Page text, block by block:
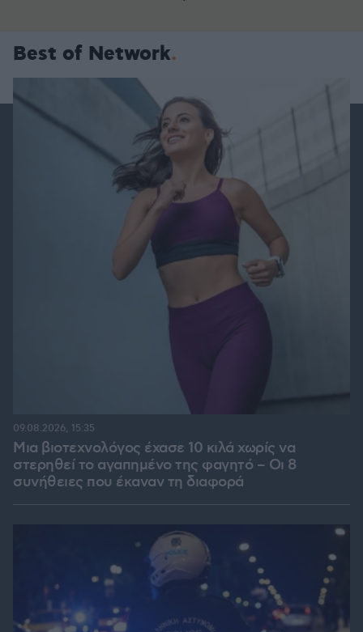
Best of Network
Μια βιοτεχνολόγος έχασε 10 κιλά χωρίς να
στερηθεί το αγαπημένο της φαγητό – Οι 8
συνήθειες που έκαναν τη διαφορά
09.08.2026, 15:35